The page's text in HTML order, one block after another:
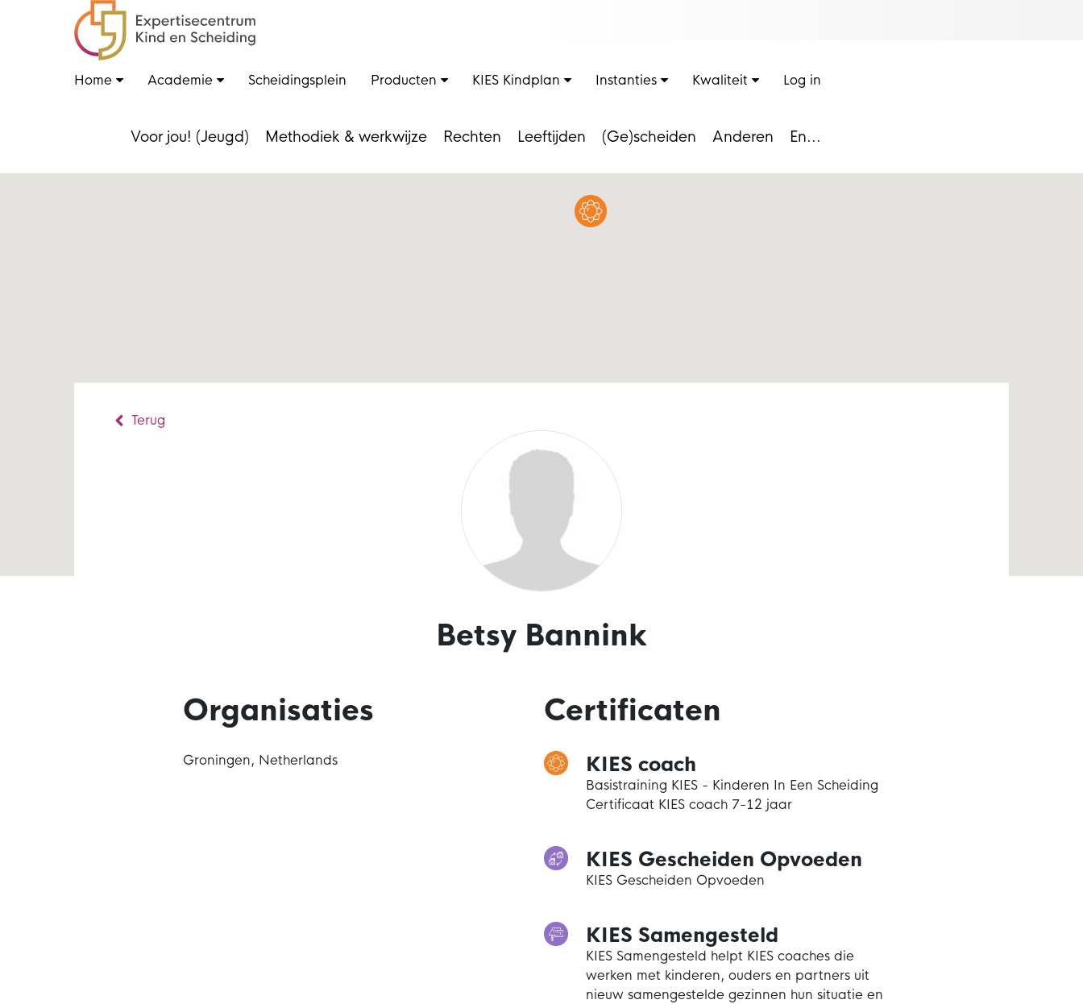
Home Academie Scheidingsplein Producten KIES Kindplan Instanties Kwaliteit Log in
Voor jou! (Jeugd) Methodiek & werkwijze Rechten Leeftijden (Ge)scheiden Anderen En...
Terug
Betsy Bannink
Organisaties
Groningen, Netherlands
Certificaten
KIES coach
Basistraining KIES - Kinderen In Een Scheiding
Certificaat KIES coach 7-12 jaar
KIES Gescheiden Opvoeden
KIES Gescheiden Opvoeden
KIES Samengesteld
KIES Samengesteld helpt KIES coaches die
werken met kinderen, ouders en partners uit
nieuw samengestelde gezinnen hun situatie en